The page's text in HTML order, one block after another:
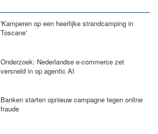
'Kamperen op een heerlijke strandcamping in
Toscane'
Onderzoek: Nederlandse e-commerce zet
versneld in op agentic AI
Banken starten opnieuw campagne tegen online
fraude